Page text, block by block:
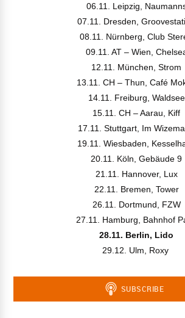
06.11. Leipzig,
07.11. Dresden,
08.11. Nürnberg, Club
09.11. AT – Wien,
12.11. München, Strom
13.11. CH – Thun, Café
14.11. Freiburg, Waldsee
15.11. CH – Aarau, Kiff
17.11. Stuttgart, Im
19.11. Wiesbaden,
20.11. Köln, Gebäude 9
21.11. Hannover, Lux
22.11. Bremen, Tower
26.11. Dortmund, FZW
27.11. Hamburg, Bahnhof
28.11. Berlin, Lido
29.12. Ulm, Roxy